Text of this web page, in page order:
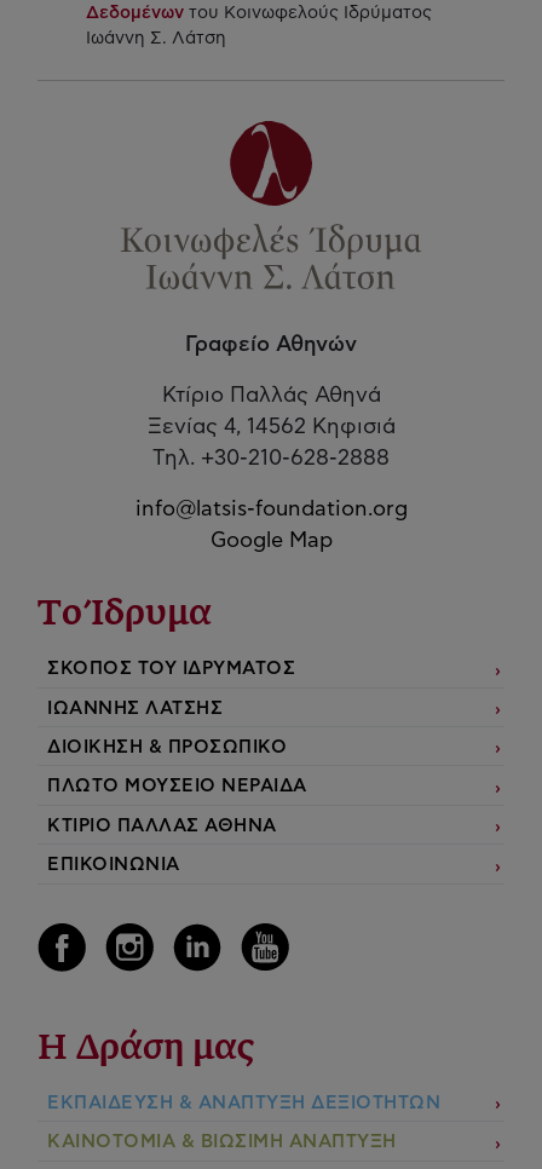
Δεδομένων του Κοινωφελούς Ιδρύματος
Ιωάννη Σ. Λάτση
Γραφείο Αθηνών
Κτίριο Παλλάς Αθηνά
Ξενίας 4, 14562 Κηφισιά
Τηλ. +30-210-628-2888
info@latsis-foundation.org
Google Map
Το Ίδρυμα
ΣΚΟΠΟΣ ΤΟΥ ΙΔΡΥΜΑΤΟΣ
ΙΩΑΝΝΗΣ ΛΑΤΣΗΣ
ΔΙΟΙΚΗΣΗ & ΠΡΟΣΩΠΙΚΟ
ΠΛΩΤΟ ΜΟΥΣΕΙΟ ΝΕΡΑΙΔΑ
ΚΤΙΡΙΟ ΠΑΛΛΑΣ ΑΘΗΝΑ
ΕΠΙΚΟΙΝΩΝΙΑ
Η Δράση μας
ΕΚΠΑIΔΕΥΣΗ & ΑΝΑΠΤΥΞΗ ΔΕΞΙΟΤΗΤΩΝ
ΚΑΙΝΟΤΟΜΙΑ & ΒΙΩΣΙΜΗ ΑΝΑΠΤΥΞΗ